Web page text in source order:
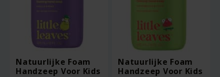
Natuurlijke Foam
Handzeep Voor Kids
Natuurlijke Foam
Handzeep Voor Kids